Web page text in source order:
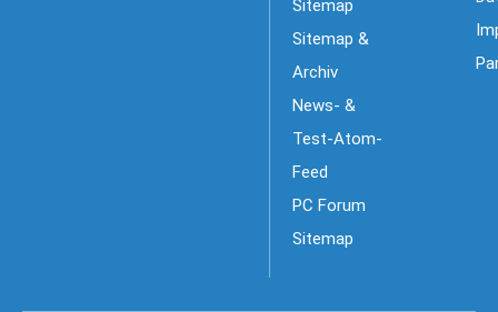
Sitemap
Sitemap &
Archiv
News- &
Test-Atom-
Feed
PC Forum
Sitemap